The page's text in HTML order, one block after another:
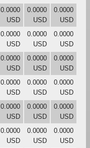
0.0000
USD
0.0000
USD
0.0000
USD
0.0000
USD
0.0000
USD
0.0000
USD
0.0000
USD
0.0000
USD
0.0000
USD
0.0000
USD
0.0000
USD
0.0000
USD
0.0000
USD
0.0000
USD
0.0000
USD
0.0000
USD
0.0000
USD
0.0000
USD